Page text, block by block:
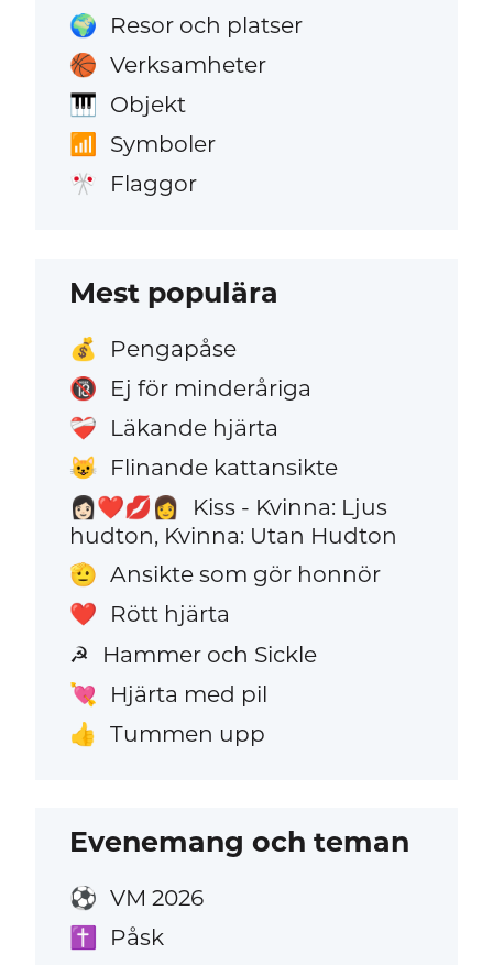
🌍 Resor och platser
🏀 Verksamheter
🎹 Objekt
📶 Symboler
🎌 Flaggor
Mest populära
💰 Pengapåse
🔞 Ej för minderåriga
❤️‍🩹 Läkande hjärta
😺 Flinande kattansikte
👩🏻‍❤️‍💋‍👩
Kiss - Kvinna: Ljus
hudton, Kvinna: Utan Hudton
🫡 Ansikte som gör honnör
❤️ Rött hjärta
☭ Hammer och Sickle
💘 Hjärta med pil
👍 Tummen upp
Evenemang och teman
⚽ VM 2026
✝️ Påsk